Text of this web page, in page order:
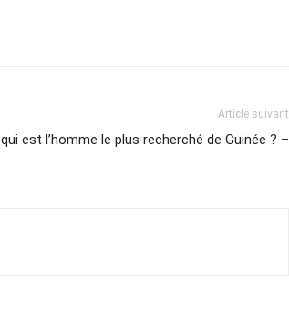
Article suivant
qui est l’homme le plus recherché de Guinée ? –